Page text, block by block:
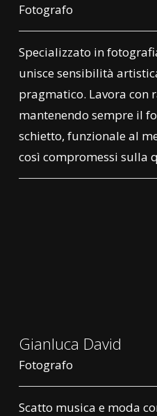
Fotografo
Specializzato in
unisce sensibilità
pragmatico. Lavora con
mantenendo sempre il
schietto, funzionale al
così compromessi sulla
Gianluca David
Fotografo
Scatto musica e moda